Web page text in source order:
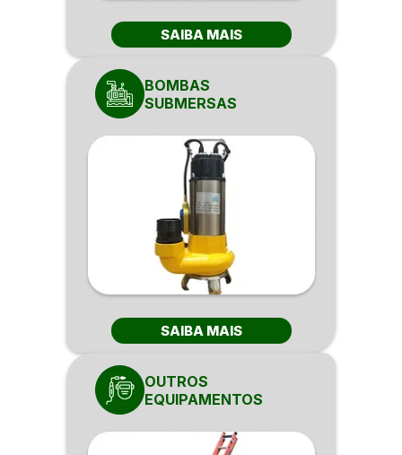
SAIBA MAIS
BOMBAS
SUBMERSAS
SAIBA MAIS
OUTROS
EQUIPAMENTOS